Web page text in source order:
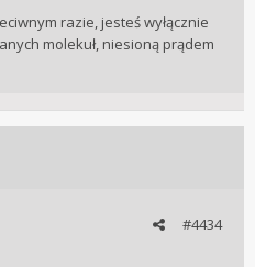
następuje o godz. 3...
w pudełku, nie był
powiedzieć, że prawie
razie, jesteś wyłącznie
molekuł, niesioną prądem
#4434